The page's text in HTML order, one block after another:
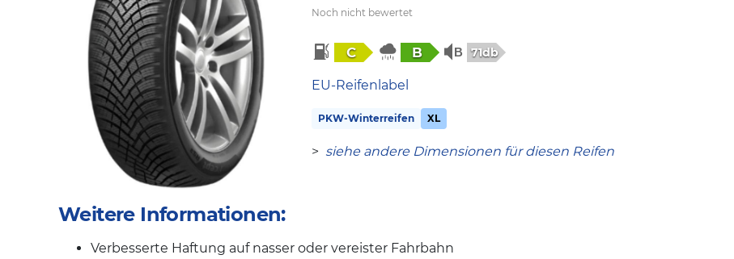
Noch nicht bewertet
C B 71db
EU-Reifenlabel
PKW-Winterreifen XL
> siehe andere Dimensionen für diesen Reifen
Weitere Informationen:
Verbesserte Haftung auf nasser oder vereister Fahrbahn